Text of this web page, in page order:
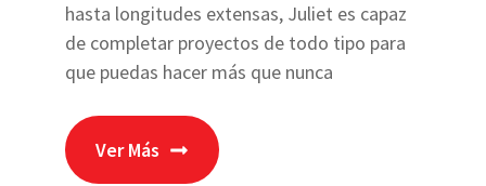
hasta longitudes extensas, Juliet es capaz
de completar proyectos de todo tipo para
que puedas hacer más que nunca
Ver Más